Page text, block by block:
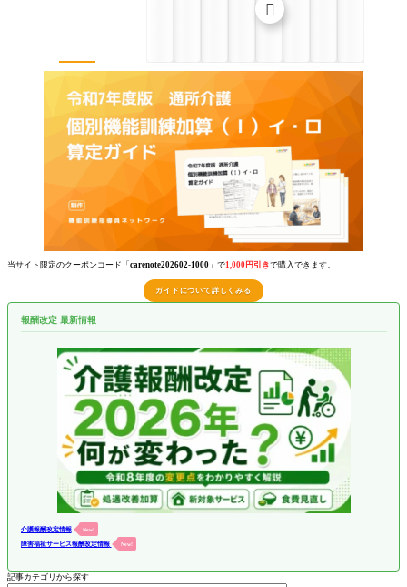
当サイト限定のクーポンコード「 carenote202602-1000 」で1,000円引きで購入できます。
ガイドについて詳しくみる
報酬改定 最新情報
介護報酬改定情報 New!
障害福祉サービス報酬改定情報 New!
記事カテゴリから探す
